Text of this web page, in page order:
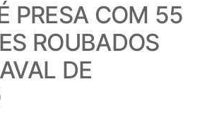
PRESA COM 55
ROUBADOS
DE